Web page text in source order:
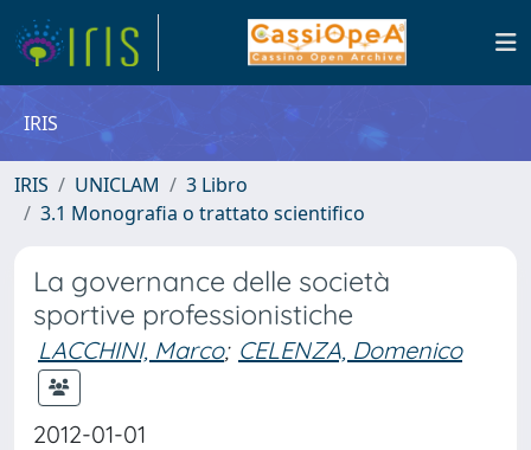
IRIS
IRIS UNICLAM
3 Libro
3.1 Monografia o trattato scientifico
La governance delle società
sportive professionistiche
LACCHINI, Marco; CELENZA, Domenico
2012-01-01